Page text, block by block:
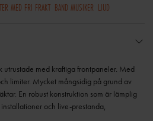
MED FRI FRAKT BAND MUSIKER LJUD
utrustade med kraftiga frontpaneler. Med
limiter. Mycket mångsidig på grund av
En robust konstruktion som är lämplig
och live-prestanda,